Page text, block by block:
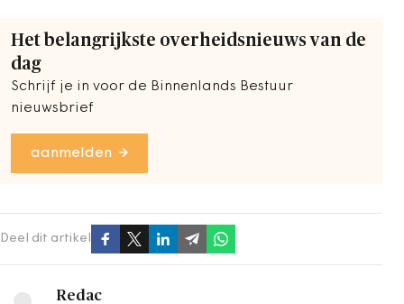
Het belangrijkste overheidsnieuws van de
dag
Schrijf je in voor de Binnenlands Bestuur
nieuwsbrief
aanmelden
Deel dit artikel
Redac